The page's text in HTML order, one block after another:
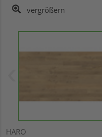
vergrößern
HARO